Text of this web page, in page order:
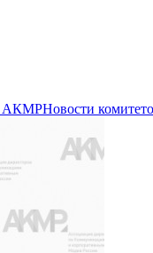
АКМРНовости